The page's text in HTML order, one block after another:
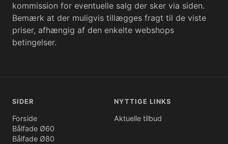
kommission for eventuelle salg der sker via siden.
Bemærk at der muligvis tillægges fragt til de viste
priser, afhængig af den enkelte webshops
betingelser.
SIDER
Forside
Bålfade Ø60
Bålfade Ø80
NYTTIGE LINKS
Aktuelle tilbud